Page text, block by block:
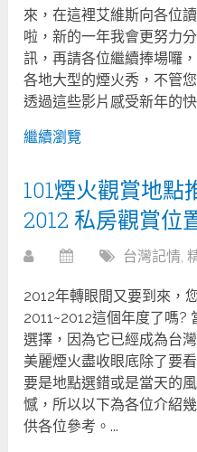
來，在這裡艾維斯向各位
啦，新的一年我會更努力
訊，再請各位繼續捧場囉
各地大型的煙火秀，不管
透過這些影片感受新年的
繼續瀏覽
101煙火觀賞地點
2012 私房觀賞位
台灣記情,
2012年轉眼間又要到來，
2011~2012這個年度了嗎?
選擇，因為它已經成為台
美麗煙火盡收眼底除了要
要是地點選錯或是當天的
憾，所以以下為各位介紹
供各位參考。...